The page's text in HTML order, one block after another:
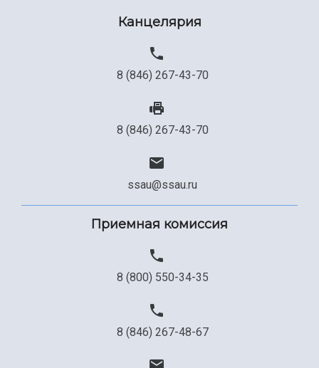
Сведения об образовательной организации
Официальные документы
Канцелярия
8 (846) 267-43-70
8 (846) 267-43-70
ssau@ssau.ru
Приемная комиссия
8 (800) 550-34-35
8 (846) 267-48-67